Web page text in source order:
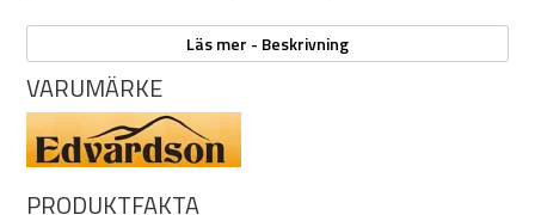
Egenskaper:
Läderbälte i oxhud, bredd 39 mm.
Färg brun med ett spänne i antik mässing.
Färgade kanter och sydd med en dekorsöm runt om.
Välj mellan motiven Älg, Björn eller Vildsvin. Motiven går runt
om.
Läs mer - Beskrivning
VARUMÄRKE
PRODUKTFAKTA